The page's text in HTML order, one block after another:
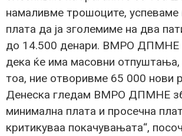
намаливме трошоците, успеваме
плата да ја зголемиме на два
до 14.500 денари. ВМРО ДПМНЕ
дека ќе има масовни
тоа, ние отворивме 65 000 нови
Денеска гледам ВМРО ДПМНЕ
минимална плата и просечна
критикуваа покачувањата“,